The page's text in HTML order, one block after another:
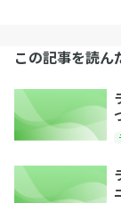
この記事を読ん